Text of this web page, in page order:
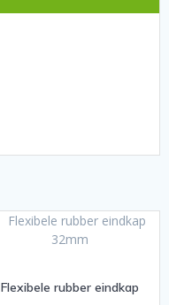
Flexibele rubber eindkap